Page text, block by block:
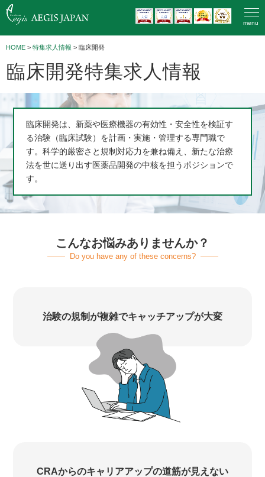
menu
HOME > 特集求人情報 > 臨床開発
臨床開発特集求人情報
臨床開発は、新薬や医療機器の有効性・安全性を検証す
る治験（臨床試験）を計画・実施・管理する専門職で
す。科学的厳密さと規制対応力を兼ね備え、新たな治療
法を世に送り出す医薬品開発の中核を担うポジションで
す。
こんなお悩みありませんか？
Do you have any of these concerns?
治験の規制が複雑でキャッチアップが大変
CRAからのキャリアアップの道筋が見えない